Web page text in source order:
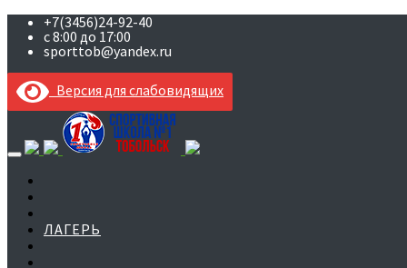
+7(3456)24-92-40
с 8:00 до 17:00
sporttob@yandex.ru
Версия для слабовидящих
content
ЛАГЕРЬ